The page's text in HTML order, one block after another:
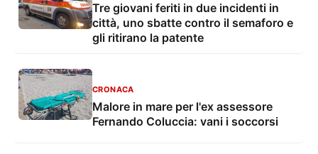
Tre giovani feriti in due incidenti in
città, uno sbatte contro il semaforo e
gli ritirano la patente
CRONACA
Malore in mare per l'ex assessore
Fernando Coluccia: vani i soccorsi